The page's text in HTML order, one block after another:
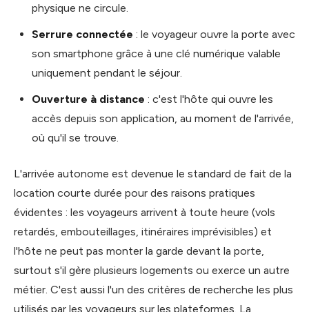
physique ne circule.
Serrure connectée : le voyageur ouvre la porte avec
son smartphone grâce à une clé numérique valable
uniquement pendant le séjour.
Ouverture à distance : c'est l'hôte qui ouvre les
accès depuis son application, au moment de l'arrivée,
où qu'il se trouve.
L'arrivée autonome est devenue le standard de fait de la
location courte durée pour des raisons pratiques
évidentes : les voyageurs arrivent à toute heure (vols
retardés, embouteillages, itinéraires imprévisibles) et
l'hôte ne peut pas monter la garde devant la porte,
surtout s'il gère plusieurs logements ou exerce un autre
métier. C'est aussi l'un des critères de recherche les plus
utilisés par les voyageurs sur les plateformes. La